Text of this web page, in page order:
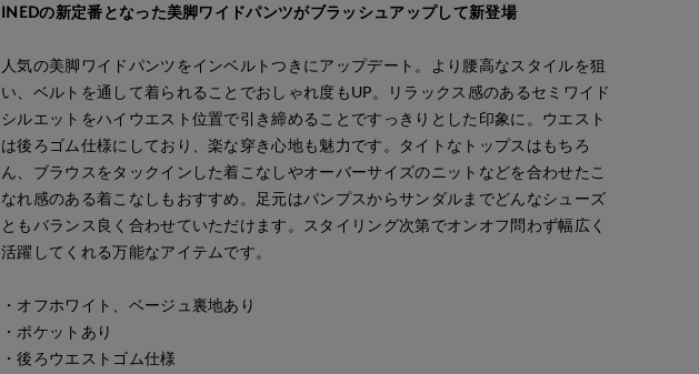
INEDの新定番となった美脚ワイドパンツがブラッシュアップして新登場
人気の美脚ワイドパンツをインベルトつきにアップデート。より腰高なスタイルを狙
い、ベルトを通して着られることでおしゃれ度もUP。リラックス感のあるセミワイド
シルエットをハイウエスト位置で引き締めることですっきりとした印象に。ウエスト
は後ろゴム仕様にしており、楽な穿き心地も魅力です。タイトなトップスはもちろ
ん、ブラウスをタックインした着こなしやオーバーサイズのニットなどを合わせたこ
なれ感のある着こなしもおすすめ。足元はパンプスからサンダルまでどんなシューズ
ともバランス良く合わせていただけます。スタイリング次第でオンオフ問わず幅広く
活躍してくれる万能なアイテムです。
・オフホワイト、ベージュ裏地あり
・ポケットあり
・後ろウエストゴム仕様